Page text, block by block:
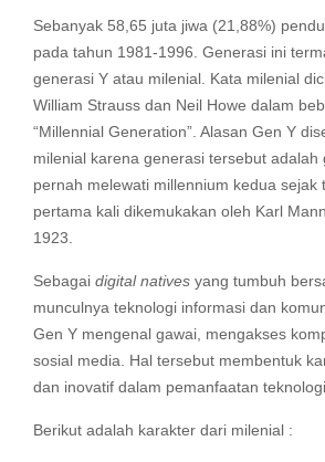
Sebanyak 58,65 juta jiwa (21,88%)
pada tahun 1981-1996. Generasi ini
generasi Y atau milenial. Kata milenial
William Strauss dan Neil Howe dalam
“Millennial Generation”. Alasan Gen Y
milenial karena generasi tersebut adalah
pernah melewati millennium kedua sejak
pertama kali dikemukakan oleh Karl
1923.
Sebagai digital natives yang tumbuh
munculnya teknologi informasi dan
Gen Y mengenal gawai, mengakses
sosial media. Hal tersebut membentuk
dan inovatif dalam pemanfaatan
Berikut adalah karakter dari milenial :